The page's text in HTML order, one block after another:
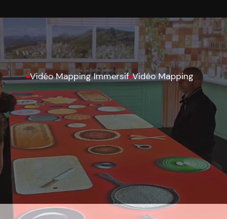
Vidéo Mapping Immersif Vidéo Mapping